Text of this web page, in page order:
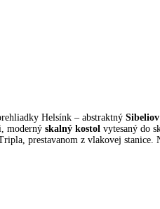
Helsínk – abstraktný
moderný skalný kostol vytesaný do
prestavanom z vlakovej stanice.